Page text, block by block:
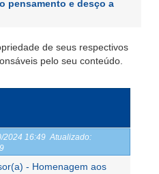
pensamento e desço a
de seus respectivos
pelo seu conteúdo.
2024 16:49 Atualizado:
- Homenagem aos